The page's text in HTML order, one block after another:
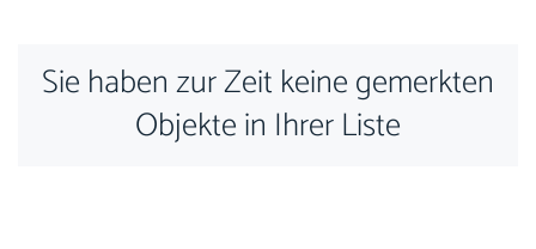
Sie haben zur Zeit keine gemerkten
Objekte in Ihrer Liste